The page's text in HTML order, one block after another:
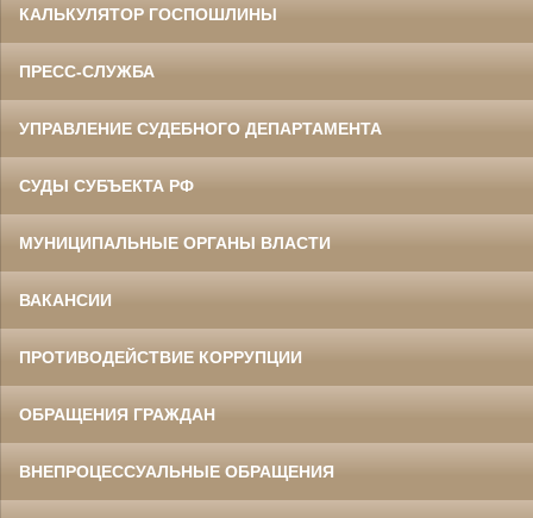
КАЛЬКУЛЯТОР ГОСПОШЛИНЫ
ПРЕСС-СЛУЖБА
УПРАВЛЕНИЕ СУДЕБНОГО ДЕПАРТАМЕНТА
СУДЫ СУБЪЕКТА РФ
МУНИЦИПАЛЬНЫЕ ОРГАНЫ ВЛАСТИ
ВАКАНСИИ
ПРОТИВОДЕЙСТВИЕ КОРРУПЦИИ
ОБРАЩЕНИЯ ГРАЖДАН
ВНЕПРОЦЕССУАЛЬНЫЕ ОБРАЩЕНИЯ